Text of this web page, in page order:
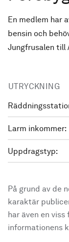
En medlem har
bensin och
Jungfrusalen till
UTRYCKNING
Larm inkommer:
Uppdragstyp:
På grund av de
karaktär
har även en
informationens